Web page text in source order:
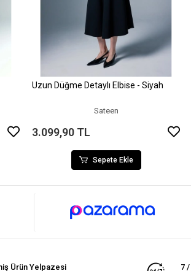
Sepete Ekle
Uzun Düğme Detaylı Elbise - Siyah
Sateen
3.099,90 TL
Sepete Ekle
Ürün Yelpazesi 7 /